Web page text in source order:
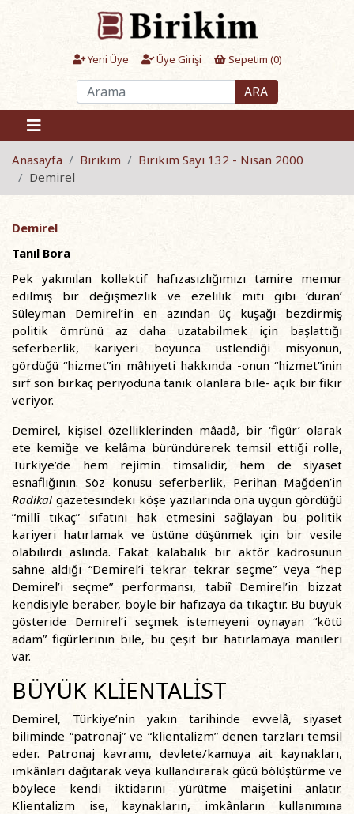
Yeni Üye Üye Girişi Sepetim (0)
ARA
Anasayfa Birikim
Birikim Sayı 132 - Nisan 2000
Demirel
Demirel
Tanıl Bora
Pek yakınılan kollektif hafızasızlığımızı tamire memur
edilmiş bir değişmezlik ve ezelilik miti gibi ‘duran’
Süleyman Demirel’in en azından üç kuşağı bezdirmiş
politik ömrünü az daha uzatabilmek için başlattığı
seferberlik, kariyeri boyunca üstlendiği misyonun,
gördüğü “hizmet”in mâhiyeti hakkında -onun “hizmet”inin
sırf son birkaç periyoduna tanık olanlara bile- açık bir fikir
veriyor.
Demirel, kişisel özelliklerinden mâadâ, bir ‘figür’ olarak
ete kemiğe ve kelâma büründürerek temsil ettiği rolle,
Türkiye’de hem rejimin timsalidir, hem de siyaset
esnaflığının. Söz konusu seferberlik, Perihan Mağden’in
Radikal gazetesindeki köşe yazılarında ona uygun gördüğü
“millî tıkaç” sıfatını hak etmesini sağlayan bu politik
kariyeri hatırlamak ve üstüne düşünmek için bir vesile
olabilirdi aslında. Fakat kalabalık bir aktör kadrosunun
sahne aldığı “Demirel’i tekrar tekrar seçme” veya “hep
Demirel’i seçme” performansı, tabiî Demirel’in bizzat
kendisiyle beraber, böyle bir hafızaya da tıkaçtır. Bu büyük
gösteride Demirel’i seçmek istemeyeni oynayan “kötü
adam” figürlerinin bile, bu çeşit bir hatırlamaya manileri
var.
BÜYÜK KLİENTALİST
Demirel, Türkiye’nin yakın tarihinde evvelâ, siyaset
biliminde “patronaj” ve “klientalizm” denen tarzları temsil
eder. Patronaj kavramı, devlete/kamuya ait kaynakları,
imkânları dağıtarak veya kullandırarak gücü bölüştürme ve
böylece kendi iktidarını yürütme maişetini anlatır.
Klientalizm ise, kaynakların, imkânların kullanımına